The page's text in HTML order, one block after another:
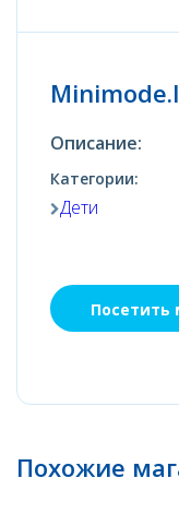
Описание:
Категории:
Дети
Посетить
Похожие